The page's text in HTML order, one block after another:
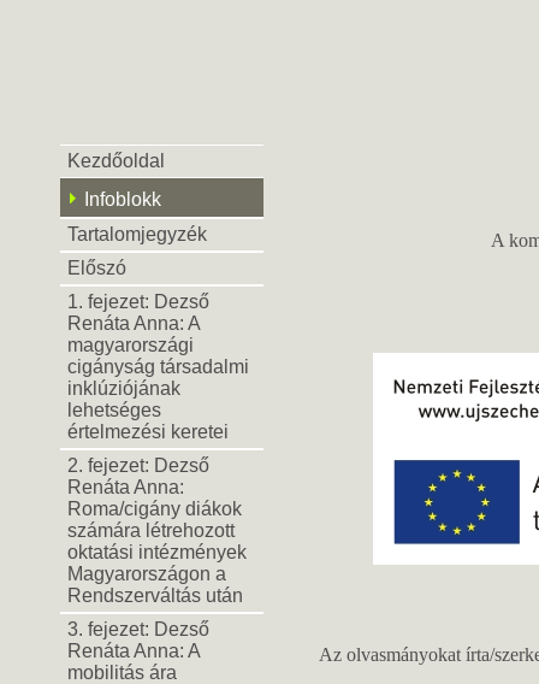
Kezdőoldal
Infoblokk
Tartalomjegyzék
Előszó
1. fejezet: Dezső
Renáta Anna: A
magyarországi
cigányság társadalmi
inklúziójának
lehetséges
értelmezési keretei
2. fejezet: Dezső
Renáta Anna:
Roma/cigány diákok
számára létrehozott
oktatási intézmények
Magyarországon a
Rendszerváltás után
3. fejezet: Dezső
Renáta Anna: A
mobilitás ára
A
Az olvasmányokat írta/